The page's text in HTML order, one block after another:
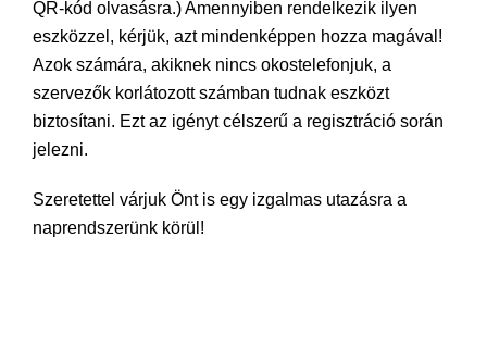
QR-kód olvasásra.) Amennyiben rendelkezik ilyen
eszközzel, kérjük, azt mindenképpen hozza magával!
Azok számára, akiknek nincs okostelefonjuk, a
szervezők korlátozott számban tudnak eszközt
biztosítani. Ezt az igényt célszerű a regisztráció során
jelezni.
Szeretettel várjuk Önt is egy izgalmas utazásra a
naprendszerünk körül!